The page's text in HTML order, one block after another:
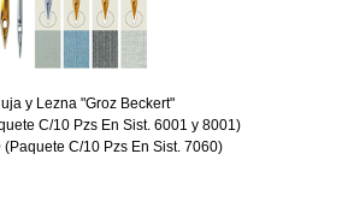
y Lezna "Groz Beckert"
C/10 Pzs En Sist. 6001 y 8001)
(Paquete C/10 Pzs En Sist. 7060)